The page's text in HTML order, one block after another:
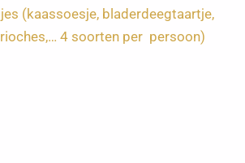
(kaassoesje, bladerdeegtaartje,
4 soorten per persoon)